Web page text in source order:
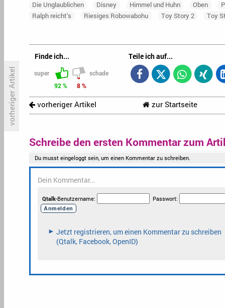
Die Unglaublichen Disney Himmel und Huhn Oben
Ralph reicht's
Riesiges Robowabohu Toy Story 2 Toy
Finde ich...
super
schade
92 %
8 %
Teile ich auf...
vorheriger Artikel zur Startseite
vorheriger Artikel
«Celebrity Big Brother» steigert
sich, Olympia wieder oberhalb
Schreibe den ersten Kommentar zum